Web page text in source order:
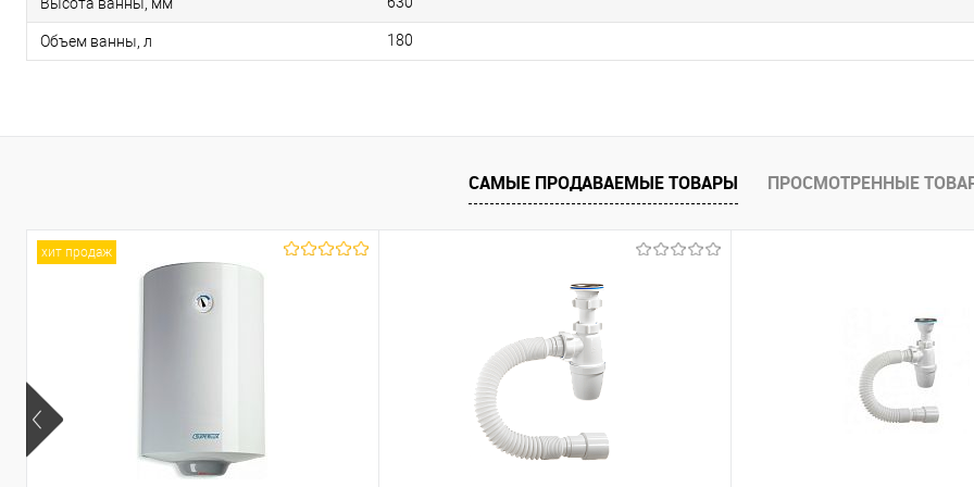
Объем ванны, л 180
САМЫЕ ПРОДАВАЕМЫЕ ТОВАРЫ ПРОСМОТРЕННЫЕ
хит продаж